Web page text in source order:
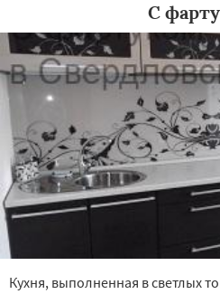
С
Кухня, выполненная в светлых